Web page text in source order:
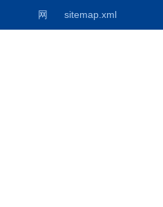
网
sitemap.xml